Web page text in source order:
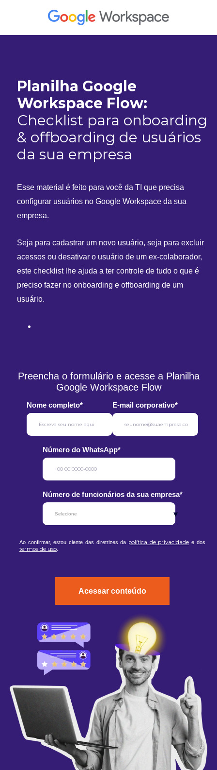
Planilha Google
Workspace Flow:
Checklist para onboarding
& offboarding de usuários
da sua empresa
Esse material é feito para você da TI que precisa
configurar usuários no Google Workspace da sua
empresa.
Seja para cadastrar um novo usuário, seja para excluir
acessos ou desativar o usuário de um ex-colaborador,
este checklist lhe ajuda a ter controle de tudo o que é
preciso fazer no onboarding e offboarding de um
usuário.
Preencha o formulário e acesse a Planilha
Google Workspace Flow
Nome completo* E-mail corporativo*
Número do WhatsApp*
Número de funcionários da sua empresa*
Ao confirmar, estou ciente das diretrizes da política de privacidade e dos
termos de uso